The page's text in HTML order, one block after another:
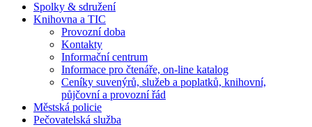
Spolky & sdružení
Knihovna a TIC
Provozní doba
Kontakty
Informační centrum
Informace pro čtenáře, on-line katalog
Ceníky suvenýrů, služeb a poplatků, knihovní,
půjčovní a provozní řád
Městská policie
Pečovatelská služba